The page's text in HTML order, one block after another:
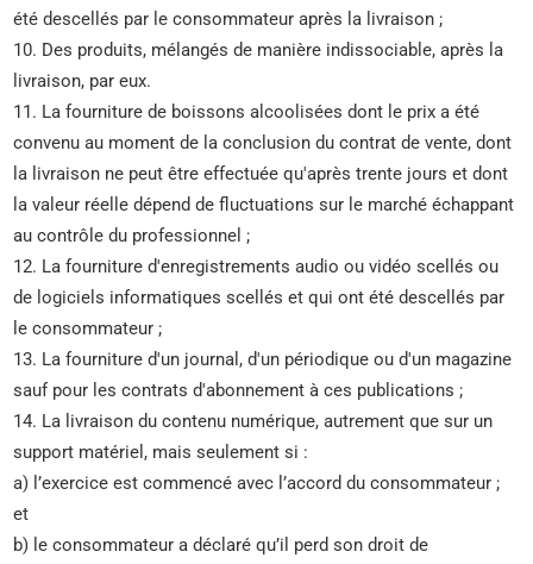
été descellés par le consommateur après la livraison ;
10. Des produits, mélangés de manière indissociable, après la
livraison, par eux.
11. La fourniture de boissons alcoolisées dont le prix a été
convenu au moment de la conclusion du contrat de vente, dont
la livraison ne peut être effectuée qu'après trente jours et dont
la valeur réelle dépend de fluctuations sur le marché échappant
au contrôle du professionnel ;
12. La fourniture d'enregistrements audio ou vidéo scellés ou
de logiciels informatiques scellés et qui ont été descellés par
le consommateur ;
13. La fourniture d'un journal, d'un périodique ou d'un magazine
sauf pour les contrats d'abonnement à ces publications ;
14. La livraison du contenu numérique, autrement que sur un
support matériel, mais seulement si :
a) l’exercice est commencé avec l’accord du consommateur ;
et
b) le consommateur a déclaré qu’il perd son droit de